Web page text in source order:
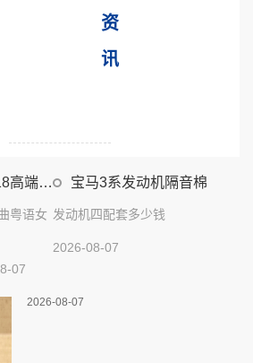
资
讯
高端电
粤语女
07
宝马3系发动机隔音棉
发动机四配套多少钱
2026-08-07
2026-08-07